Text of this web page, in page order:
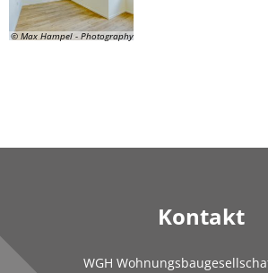
© Max Hampel - Photography
Kontakt
WGH